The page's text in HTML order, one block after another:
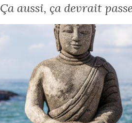
Ça aussi, ça devrait